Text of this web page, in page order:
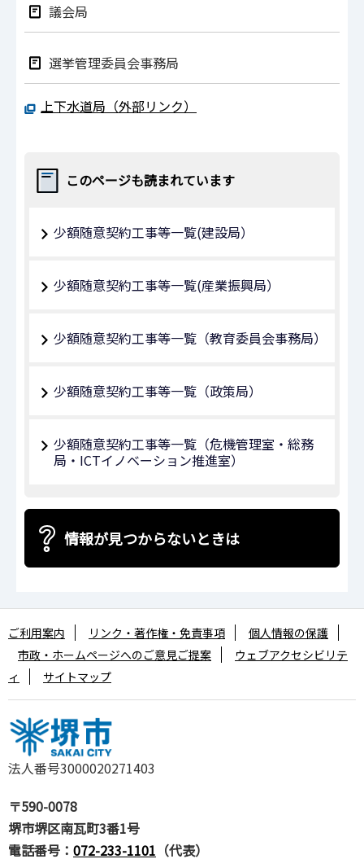
議会局
選挙管理委員会事務局
上下水道局（外部リンク）
このページも読まれています
少額随意契約工事等一覧(建設局）
少額随意契約工事等一覧(産業振興局）
少額随意契約工事等一覧（教育委員会事務局）
少額随意契約工事等一覧（政策局）
少額随意契約工事等一覧（危機管理室・総務
局・ICTイノベーション推進室）
情報が見つからないときは
法人番号3000020271403
〒590-0078
堺市堺区南瓦町3番1号
電話番号： 072-233-1101 （代表）
ご利用案内 リンク・著作権・免責事項
個人情報の保護
市政・ホームページへのご意見ご提案
ウェブアクセシビリテ
ィ
サイトマップ